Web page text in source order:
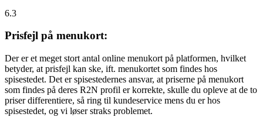
6.3
Prisfejl på menukort:
Der er et meget stort antal online menukort på platformen, hvilket
betyder, at prisfejl kan ske, ift. menukortet som findes hos
spisestedet. Det er spisestedernes ansvar, at priserne på menukort
som findes på deres R2N profil er korrekte, skulle du opleve at de to
priser differentiere, så ring til kundeservice mens du er hos
spisestedet, og vi løser straks problemet.